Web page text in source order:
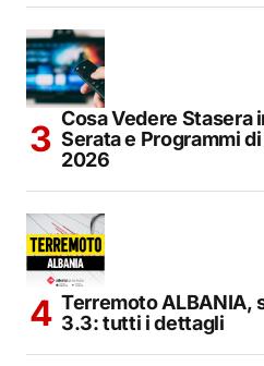
Cosa Vedere Stasera
Serata e Programmi
2026
Terremoto ALBANIA,
3.3: tutti i dettagli